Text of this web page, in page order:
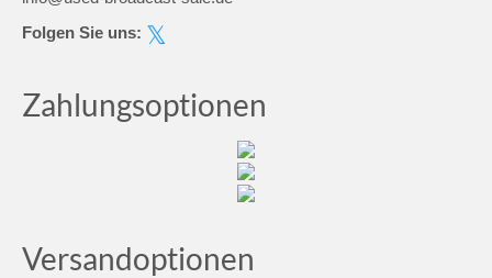
Folgen Sie uns:
Zahlungsoptionen
Versandoptionen